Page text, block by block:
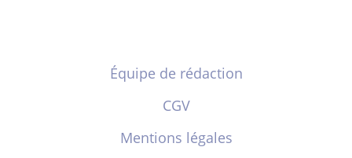
Équipe de rédaction
CGV
Mentions légales